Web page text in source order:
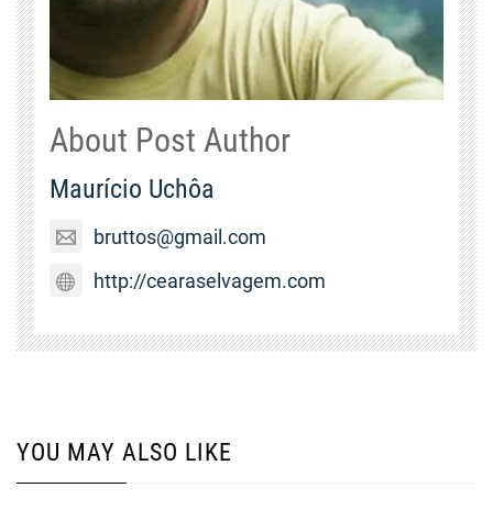
About Post Author
Maurício Uchôa
bruttos@gmail.com
http://cearaselvagem.com
YOU MAY ALSO LIKE